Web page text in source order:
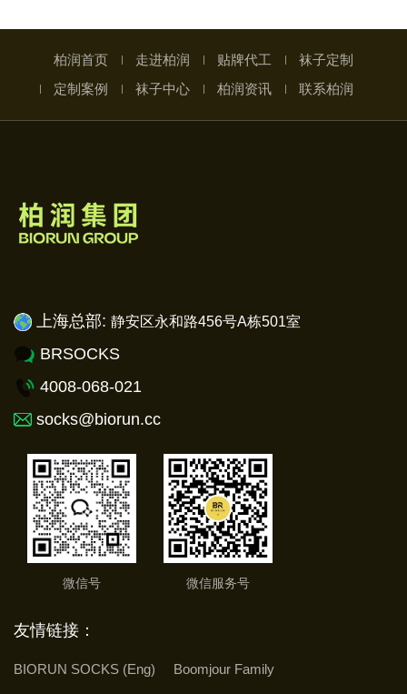
柏润首页 走进柏润 贴牌代工
袜子定制
定制案例
袜子中心 柏润资讯 联系柏润
上海总部: 静安区永和路456号A栋501室
BRSOCKS
4008-068-021
socks@biorun.cc
微信号 微信服务号
友情链接：
BIORUN SOCKS (Eng) Boomjour Family